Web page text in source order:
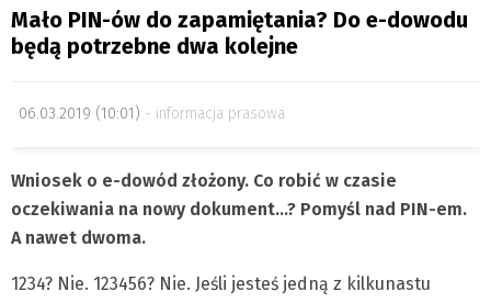
Mało PIN-ów do zapamiętania? Do e-dowodu
będą potrzebne dwa kolejne
06.03.2019 (10:01) informacja prasowa
Wniosek o e-dowód złożony. Co robić w czasie
oczekiwania na nowy dokument…? Pomyśl nad PIN-em.
A nawet dwoma.
1234? Nie. 123456? Nie. Jeśli jesteś jedną z kilkunastu